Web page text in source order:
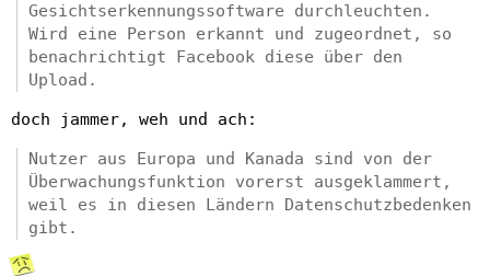
Gesichtserkennungssoftware durchleuchten.
Wird eine Person erkannt und zugeordnet, so
benachrichtigt Facebook diese über den
Upload.
doch jammer, weh und ach:
Nutzer aus Europa und Kanada sind von der
Überwachungsfunktion vorerst ausgeklammert,
weil es in diesen Ländern Datenschutzbedenken
gibt.